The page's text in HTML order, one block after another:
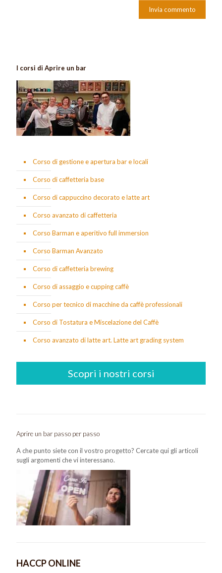
I corsi di Aprire un bar
Corso di gestione e apertura bar e locali
Corso di caffetteria base
Corso di cappuccino decorato e latte art
Corso avanzato di caffetteria
Corso Barman e aperitivo full immersion
Corso Barman Avanzato
Corso di caffetteria brewing
Corso di assaggio e cupping caffè
Corso per tecnico di macchine da caffè professionali
Corso di Tostatura e Miscelazione del Caffè
Corso avanzato di latte art. Latte art grading system
Scopri i nostri corsi
Aprire un bar passo per passo
A che punto siete con il vostro progetto? Cercate qui gli articoli
sugli argomenti che vi interessano.
HACCP ONLINE